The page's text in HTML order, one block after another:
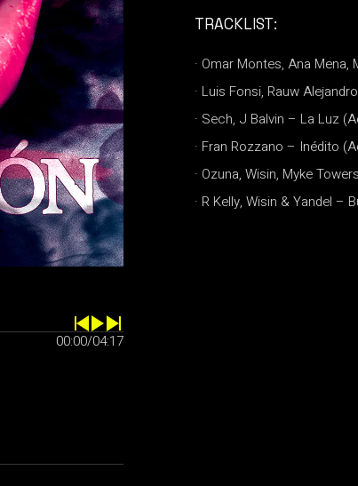
00:00/04:17
TRACKLIST:
· Omar Montes, Ana
· Luis Fonsi, Rauw
· Sech, J Balvin – La Luz
· Fran Rozzano – Inédito
· Ozuna, Wisin, Myke
· R Kelly, Wisin & Yandel –